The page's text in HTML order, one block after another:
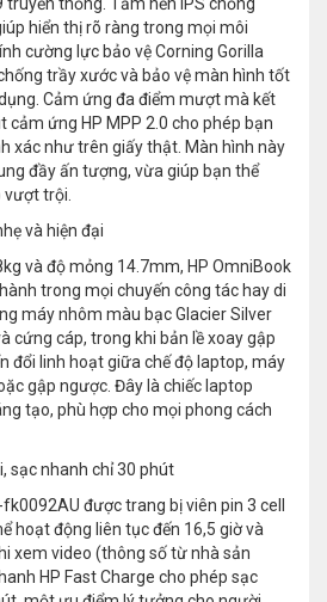
truyền thống. Tấm nền IPS chống
hiển thị rõ ràng trong mọi môi
cường lực bảo vệ Corning Gorilla
trầy xước và bảo vệ màn hình tốt
Cảm ứng đa điểm mượt mà kết
cảm ứng HP MPP 2.0 cho phép bạn
xác như trên giấy thật. Màn hình này
đầy ấn tượng, vừa giúp bạn thể
vượt trội.
và hiện đại
và độ mỏng 14.7mm, HP OmniBook
trong mọi chuyến công tác hay di
máy nhôm màu bạc Glacier Silver
cứng cáp, trong khi bản lề xoay gập
đổi linh hoạt giữa chế độ laptop, máy
gập ngược. Đây là chiếc laptop
tạo, phù hợp cho mọi phong cách
sạc nhanh chỉ 30 phút
được trang bị viên pin 3 cell
hoạt động liên tục đến 16,5 giờ và
xem video (thông số từ nhà sản
HP Fast Charge cho phép sạc